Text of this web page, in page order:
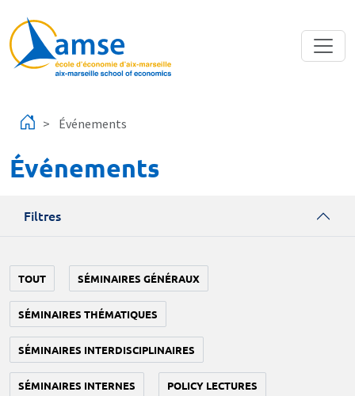
Événements
Événements
Filtres
TOUT SÉMINAIRES GÉNÉRAUX
SÉMINAIRES THÉMATIQUES
SÉMINAIRES INTERDISCIPLINAIRES
SÉMINAIRES INTERNES POLICY LECTURES